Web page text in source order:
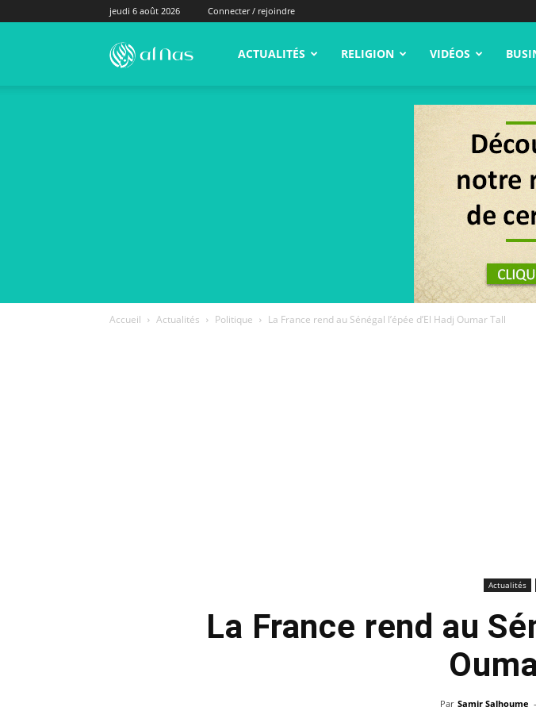
jeudi 6 août 2026 Connecter / rejoindre
alNas.fr ACTUALITÉS RELIGION VIDÉOS
Accueil Actualités Politique La France rend au Sénégal l’épée d’El Hadj Oumar Tall
Actualités
La France rend au
Par Samir Salhoume -